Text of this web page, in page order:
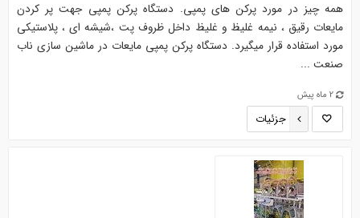
همه چیز در مورد پرکن های پمپی. دستگاه پرکن پمپی جهت پر کردن
مایعات رقیق ، نیمه غلیظ و غلیظ داخل ظروف پت ،شیشه ای ، پلاستیکی
مورد استفاده قرار میگیرد. دستگاه پرکن پمپی مایعات در ماشین سازی ناب
صنعت ...
2 ماه پیش
جزئیات